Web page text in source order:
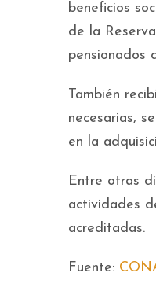
beneficios
de la
pensionados
También
necesarias,
en la
Entre otras
actividades
acreditadas.
Fuente: